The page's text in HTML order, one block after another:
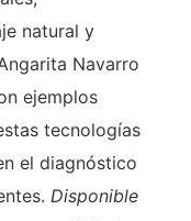
natural y
Navarro
ejemplos
tecnologías
el diagnóstico
Disponible